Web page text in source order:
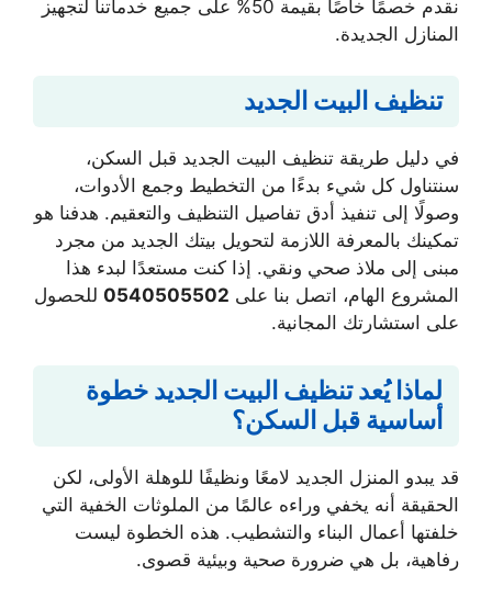
نقدم خصمًا خاصًا بقيمة 50% على جميع خدماتنا لتجهيز
المنازل الجديدة.
تنظيف البيت الجديد
في دليل طريقة تنظيف البيت الجديد قبل السكن،
سنتناول كل شيء بدءًا من التخطيط وجمع الأدوات،
وصولًا إلى تنفيذ أدق تفاصيل التنظيف والتعقيم. هدفنا هو
تمكينك بالمعرفة اللازمة لتحويل بيتك الجديد من مجرد
مبنى إلى ملاذ صحي ونقي. إذا كنت مستعدًا لبدء هذا
المشروع الهام، اتصل بنا على 0540505502 للحصول
على استشارتك المجانية.
لماذا يُعد تنظيف البيت الجديد خطوة
أساسية قبل السكن؟
قد يبدو المنزل الجديد لامعًا ونظيفًا للوهلة الأولى، لكن
الحقيقة أنه يخفي وراءه عالمًا من الملوثات الخفية التي
خلفتها أعمال البناء والتشطيب. هذه الخطوة ليست
رفاهية، بل هي ضرورة صحية وبيئية قصوى.